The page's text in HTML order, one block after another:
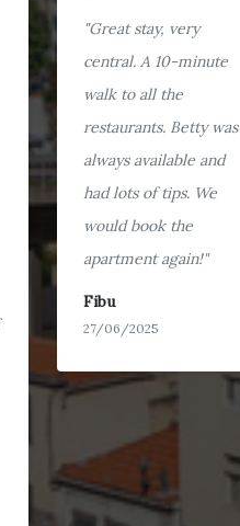
"Great stay, very
central. A 10-minute
walk to all the
restaurants. Betty was
always available and
had lots of tips. We
would book the
apartment again!"
Fibu
27/06/2025